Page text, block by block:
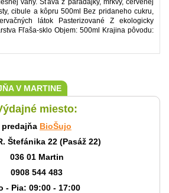
váhy. Šťava z paradajky, mrkvy, červenej
cibule a kôpru 500ml Bez pridaneho cukru,
látok Pasterizované Z ekologicky
Fľaša-sklo Objem: 500ml Krajina pôvodu:
V MARTINE
miesto:
predajňa BioŠujo
Štefánika 22 (Pasáž 22)
036 01 Martin
0908 544 483
- Pia: 09:00 - 17:00